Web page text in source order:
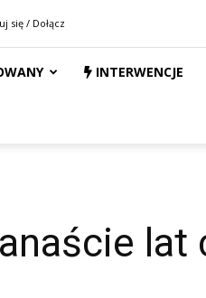
się / Dołącz
INTERWENCJE
lat